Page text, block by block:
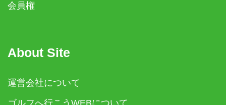
会員権
About Site
運営会社について